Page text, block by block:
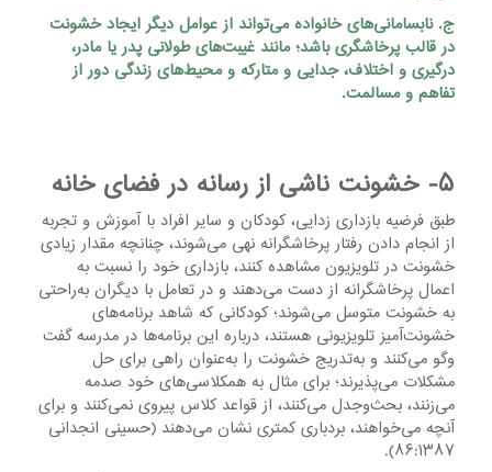
ج. نابسامانی‌های خانواده می‌تواند از عوامل دیگر ایجاد خشونت
در قالب پرخاشگری باشد؛ مانند غیبت‌های طولانی پدر یا مادر،
درگیری و اختلاف، جدایی و متارکه و محیط‌های زندگی دور از
تفاهم و مسالمت.
۵- خشونت ناشی از رسانه در فضای خانه
طبق فرضیه بازداری زدایی، کودکان و سایر افراد با آموزش و تجربه
از انجام دادن رفتار پرخاشگرانه نهی می‌شوند، چنانچه مقدار زیادی
خشونت در تلویزیون مشاهده کنند، بازداری خود را نسبت به
اعمال پرخاشگرانه از دست می‌دهند و در تعامل با دیگران به‌راحتی
به خشونت متوسل می‌شوند؛ کودکانی که شاهد برنامه‌های
خشونت‌آمیز تلویزیونی هستند، درباره این برنامه‌ها در مدرسه گفت
وگو می‌کنند و به‌تدریج خشونت را به‌عنوان راهی برای حل
مشکلات می‌پذیرند؛ برای مثال به همکلاسی‌های خود صدمه
می‌زنند، بحث‌وجدل می‌کنند، از قواعد کلاس پیروی نمی‌کنند و برای
آنچه می‌خواهند، بردباری کمتری نشان می‌دهند (حسینی انجدانی
۸۶:۱۳۸۷).